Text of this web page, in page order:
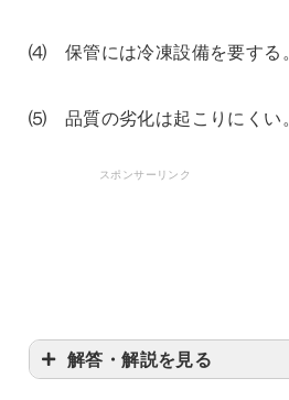
⑷ 保管には冷凍設備を要する。
⑸ 品質の劣化は起こりにくい。
スポンサーリンク
解答・解説を見る